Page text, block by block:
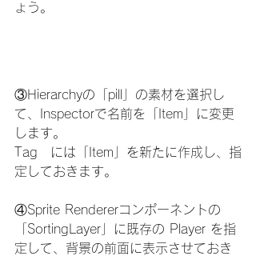
ょう。
③Hierarchyの「pill」の素材を選択し
て、Inspectorで名前を「Item」に変更
します。
Tag　には「Item」を新たに作成し、指
定しておきます。
④Sprite Rendererコンポーネントの
「SortingLayer」に既存の Player を指
定して、背景の前面に表示させておき